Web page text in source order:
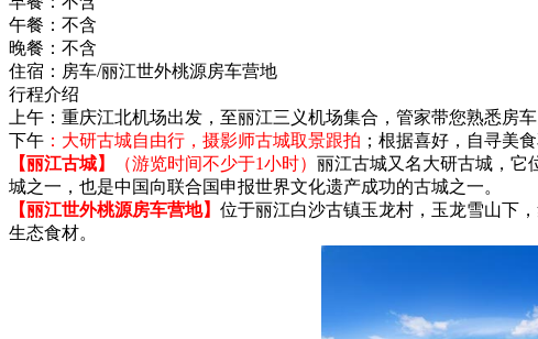
午餐： 不含
晚餐： 不含
住宿： 房车/丽江世外桃源房车营地
行程介绍
上午：重庆江北机场出发，至丽江三义机场集合，管家带您熟悉房
下午 ：大研古城自由行，摄影师古城取景跟拍 ；根据喜好，自寻美
【丽江古城】
（游览时间不少于1小时） 丽江古城又名大研古城，它
城之一，也是中国向联合国申报世界文化遗产成功的古城之一。
【丽江世外桃源房车营地】 位于丽江白沙古镇玉龙村，玉龙雪山下
生态食材。